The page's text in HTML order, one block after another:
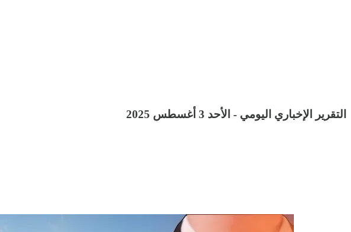
التقرير الإخباري اليومي - الأحد 3 أغسطس 2025